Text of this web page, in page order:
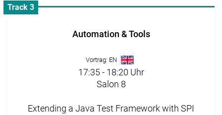
Automation & Tools
Vortrag: EN
17:35 - 18:20 Uhr
Salon 8
Extending a Java Test Framework with SPI
Track 3